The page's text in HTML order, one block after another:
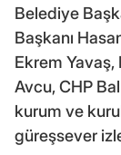
Belediye
Başkanı
Ekrem Yavaş,
Avcu, CHP
kurum ve
güreşsever